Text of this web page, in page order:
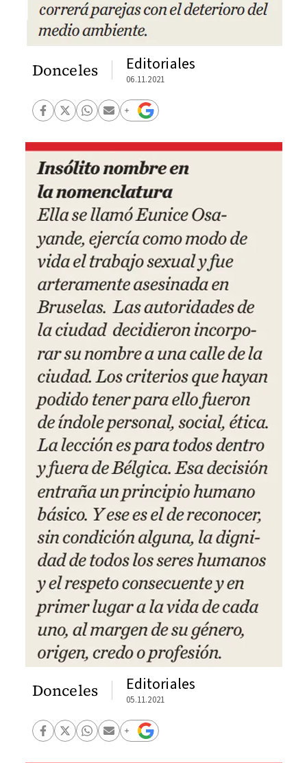
Donceles Editoriales
06.11.2021
Donceles Editoriales
05.11.2021